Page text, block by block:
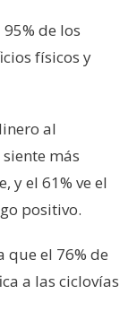
de los
físicos y
al
más
y el 61% ve el
positivo.
que el 76% de
a las ciclovías